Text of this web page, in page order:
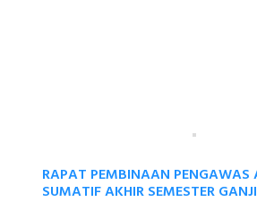
RAPAT PEMBINAAN PENGAWAS
SUMATIF AKHIR SEMESTER